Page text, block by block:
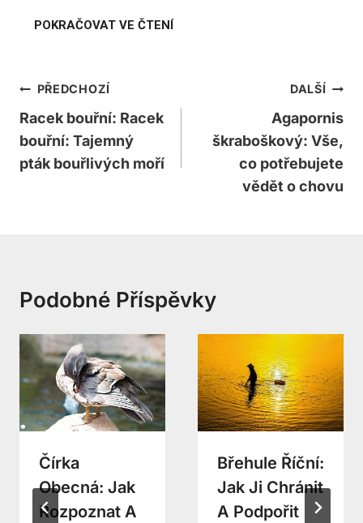
Navigace
Pro
Příspěvek
PŘEDCHOZÍ
Racek bouřní: Racek
bouřní: Tajemný
pták bouřlivých moří
DALŠÍ
Agapornis
škraboškový: Vše,
co potřebujete
vědět o chovu
Podobné Příspěvky
Čírka
Obecná: Jak
Rozpoznat A
Břehule Říční:
Jak Ji Chránit
A Podpořit